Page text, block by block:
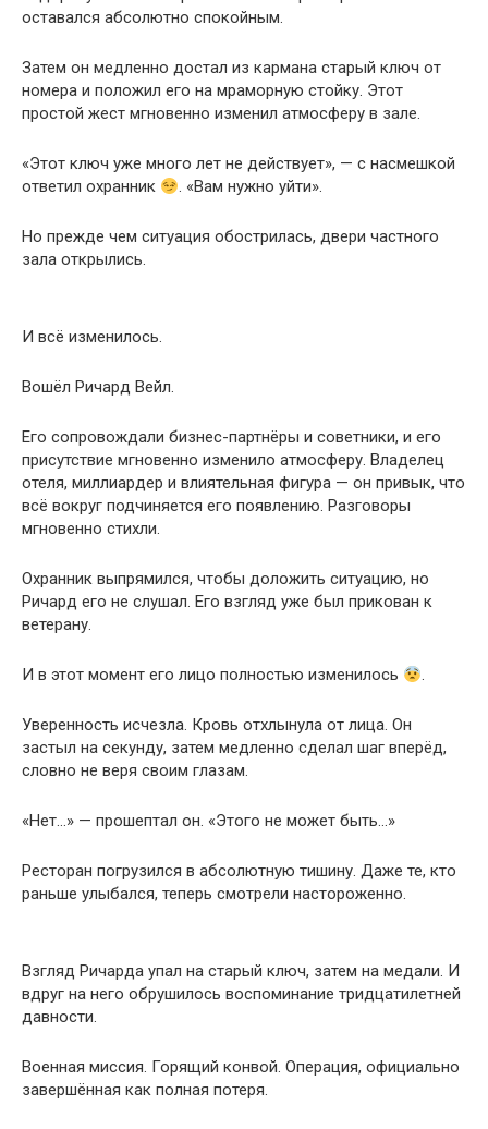
оставался абсолютно спокойным.
Затем он медленно достал из кармана старый ключ от
номера и положил его на мраморную стойку. Этот
простой жест мгновенно изменил атмосферу в зале.
«Этот ключ уже много лет не действует», — с насмешкой
ответил охранник
. «Вам нужно уйти».
Но прежде чем ситуация обострилась, двери частного
зала открылись.
И всё изменилось.
Вошёл Ричард Вейл.
Его сопровождали бизнес-партнёры и советники, и его
присутствие мгновенно изменило атмосферу. Владелец
отеля, миллиардер и влиятельная фигура — он привык, что
всё вокруг подчиняется его появлению. Разговоры
мгновенно стихли.
Охранник выпрямился, чтобы доложить ситуацию, но
Ричард его не слушал. Его взгляд уже был прикован к
ветерану.
И в этот момент его лицо полностью изменилось .
Уверенность исчезла. Кровь отхлынула от лица. Он
застыл на секунду, затем медленно сделал шаг вперёд,
словно не веря своим глазам.
«Нет…» — прошептал он. «Этого не может быть…»
Ресторан погрузился в абсолютную тишину. Даже те, кто
раньше улыбался, теперь смотрели настороженно.
Взгляд Ричарда упал на старый ключ, затем на медали. И
вдруг на него обрушилось воспоминание тридцатилетней
давности.
Военная миссия. Горящий конвой. Операция, официально
завершённая как полная потеря.